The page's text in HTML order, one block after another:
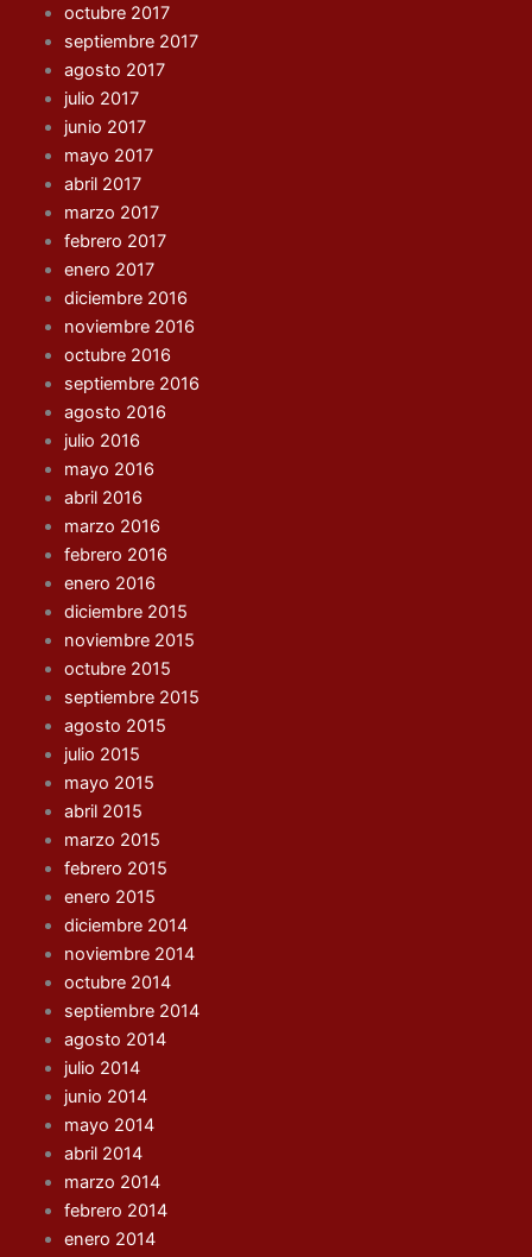
octubre 2017
septiembre 2017
agosto 2017
julio 2017
junio 2017
mayo 2017
abril 2017
marzo 2017
febrero 2017
enero 2017
diciembre 2016
noviembre 2016
octubre 2016
septiembre 2016
agosto 2016
julio 2016
mayo 2016
abril 2016
marzo 2016
febrero 2016
enero 2016
diciembre 2015
noviembre 2015
octubre 2015
septiembre 2015
agosto 2015
julio 2015
mayo 2015
abril 2015
marzo 2015
febrero 2015
enero 2015
diciembre 2014
noviembre 2014
octubre 2014
septiembre 2014
agosto 2014
julio 2014
junio 2014
mayo 2014
abril 2014
marzo 2014
febrero 2014
enero 2014